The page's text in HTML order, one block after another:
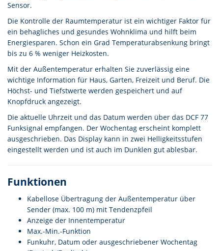
Sensor.
Die Kontrolle der Raumtemperatur ist ein wichtiger Faktor für
ein behagliches und gesundes Wohnklima und hilft beim
Energiesparen. Schon ein Grad Temperaturabsenkung bringt
bis zu 6 % weniger Heizkosten.
Mit der Außentemperatur erhalten Sie zuverlässig eine
wichtige Information für Haus, Garten, Freizeit und Beruf. Die
Höchst- und Tiefstwerte werden gespeichert und auf
Knopfdruck angezeigt.
Die aktuelle Uhrzeit und das Datum werden über das DCF 77
Funksignal empfangen. Der Wochentag erscheint komplett
ausgeschrieben. Das Display kann in zwei Helligkeitsstufen
eingestellt werden und ist auch im Dunklen gut ablesbar.
Funktionen
Kabellose Übertragung der Außentemperatur über
Sender (max. 100 m) mit Tendenzpfeil
Anzeige der Innentemperatur
Max.-Min.-Funktion
Funkuhr, Datum oder ausgeschriebener Wochentag